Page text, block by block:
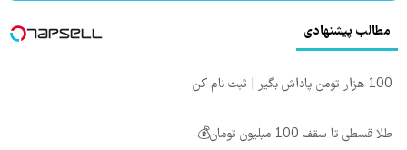
مطالب پیشنهادی
100 هزار تومن پاداش بگیر | ثبت نام کن
طلا قسطی تا سقف 100 میلیون تومان💰